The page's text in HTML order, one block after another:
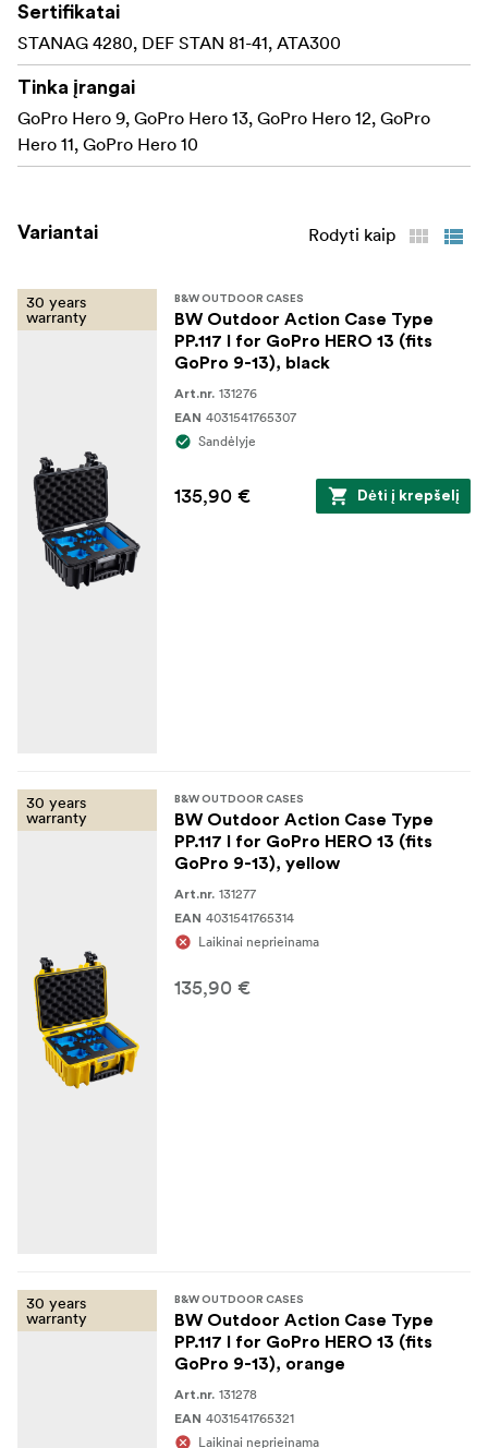
Sertifikatai
STANAG 4280, DEF STAN 81-41, ATA300
Tinka įrangai
GoPro Hero 9, GoPro Hero 13, GoPro Hero 12, GoPro
Hero 11, GoPro Hero 10
Variantai Rodyti kaip
30 years
warranty
B&W OUTDOOR CASES
BW Outdoor Action Case Type
PP.117 I for GoPro HERO 13 (fits
GoPro 9-13), black
Art.nr. 131276
EAN 4031541765307
Sandėlyje
135,90 € Dėti į krepšelį
30 years
warranty
B&W OUTDOOR CASES
BW Outdoor Action Case Type
PP.117 I for GoPro HERO 13 (fits
GoPro 9-13), yellow
Art.nr. 131277
EAN 4031541765314
Laikinai neprieinama
135,90 €
30 years
warranty
B&W OUTDOOR CASES
BW Outdoor Action Case Type
PP.117 I for GoPro HERO 13 (fits
GoPro 9-13), orange
Art.nr. 131278
EAN 4031541765321
Laikinai neprieinama